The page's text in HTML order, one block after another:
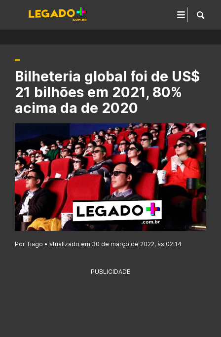
Bilheteria global foi de US$
21 bilhões em 2021, 80%
acima da de 2020
Por Tiago • atualizado em 30 de março de 2022, às 02:14
PUBLICIDADE